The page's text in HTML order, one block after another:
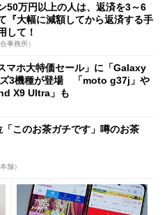
50万円以上の人は、返済を3～6
『大幅に減額してから返済する手
して！
事務所）
マホ大特価セール」に「Galaxy
3機種が登場 「moto g37j」や
X9 Ultra」も
「このお茶ガチです」噂のお茶
舗）